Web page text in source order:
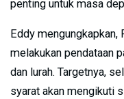
penting untuk masa
Eddy mengungkapkan,
melakukan pendataan
dan lurah. Targetnya,
syarat akan mengikuti